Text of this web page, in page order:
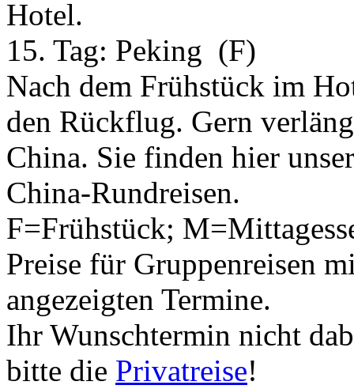
Hotel.
15. Tag: Peking (F)
Nach dem Frühstück im
den Rückflug. Gern
China. Sie finden hier
China-Rundreisen.
F=Frühstück;
Preise für Gruppenreisen
angezeigten Termine.
Ihr Wunschtermin nicht
bitte die Privatreise!